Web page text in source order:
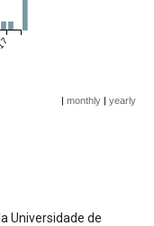
|monthly |yearly
Universidade de